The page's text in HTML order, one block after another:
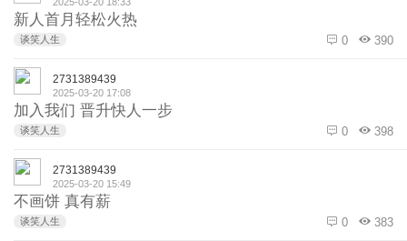
新人首月轻松火热
谈笑人生 0 390
2731389439
2025-03-20 17:08
加入我们 晋升快人一步
谈笑人生 0 398
2731389439
2025-03-20 15:49
不画饼 真有薪
谈笑人生 0 383